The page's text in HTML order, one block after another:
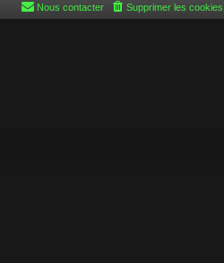
Supprimer les cookies
Nous contacter